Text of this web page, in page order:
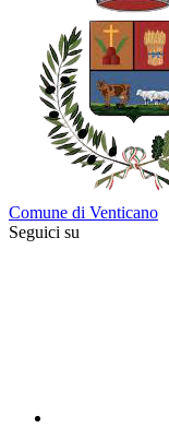
Comune di Venticano
Seguici su